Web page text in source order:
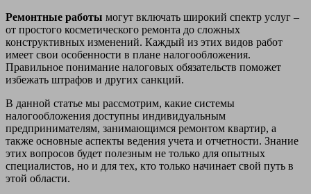
Ремонтные работы могут включать широкий спектр услуг –
от простого косметического ремонта до сложных
конструктивных изменений. Каждый из этих видов работ
имеет свои особенности в плане налогообложения.
Правильное понимание налоговых обязательств поможет
избежать штрафов и других санкций.
В данной статье мы рассмотрим, какие системы
налогообложения доступны индивидуальным
предпринимателям, занимающимся ремонтом квартир, а
также основные аспекты ведения учета и отчетности. Знание
этих вопросов будет полезным не только для опытных
специалистов, но и для тех, кто только начинает свой путь в
этой области.